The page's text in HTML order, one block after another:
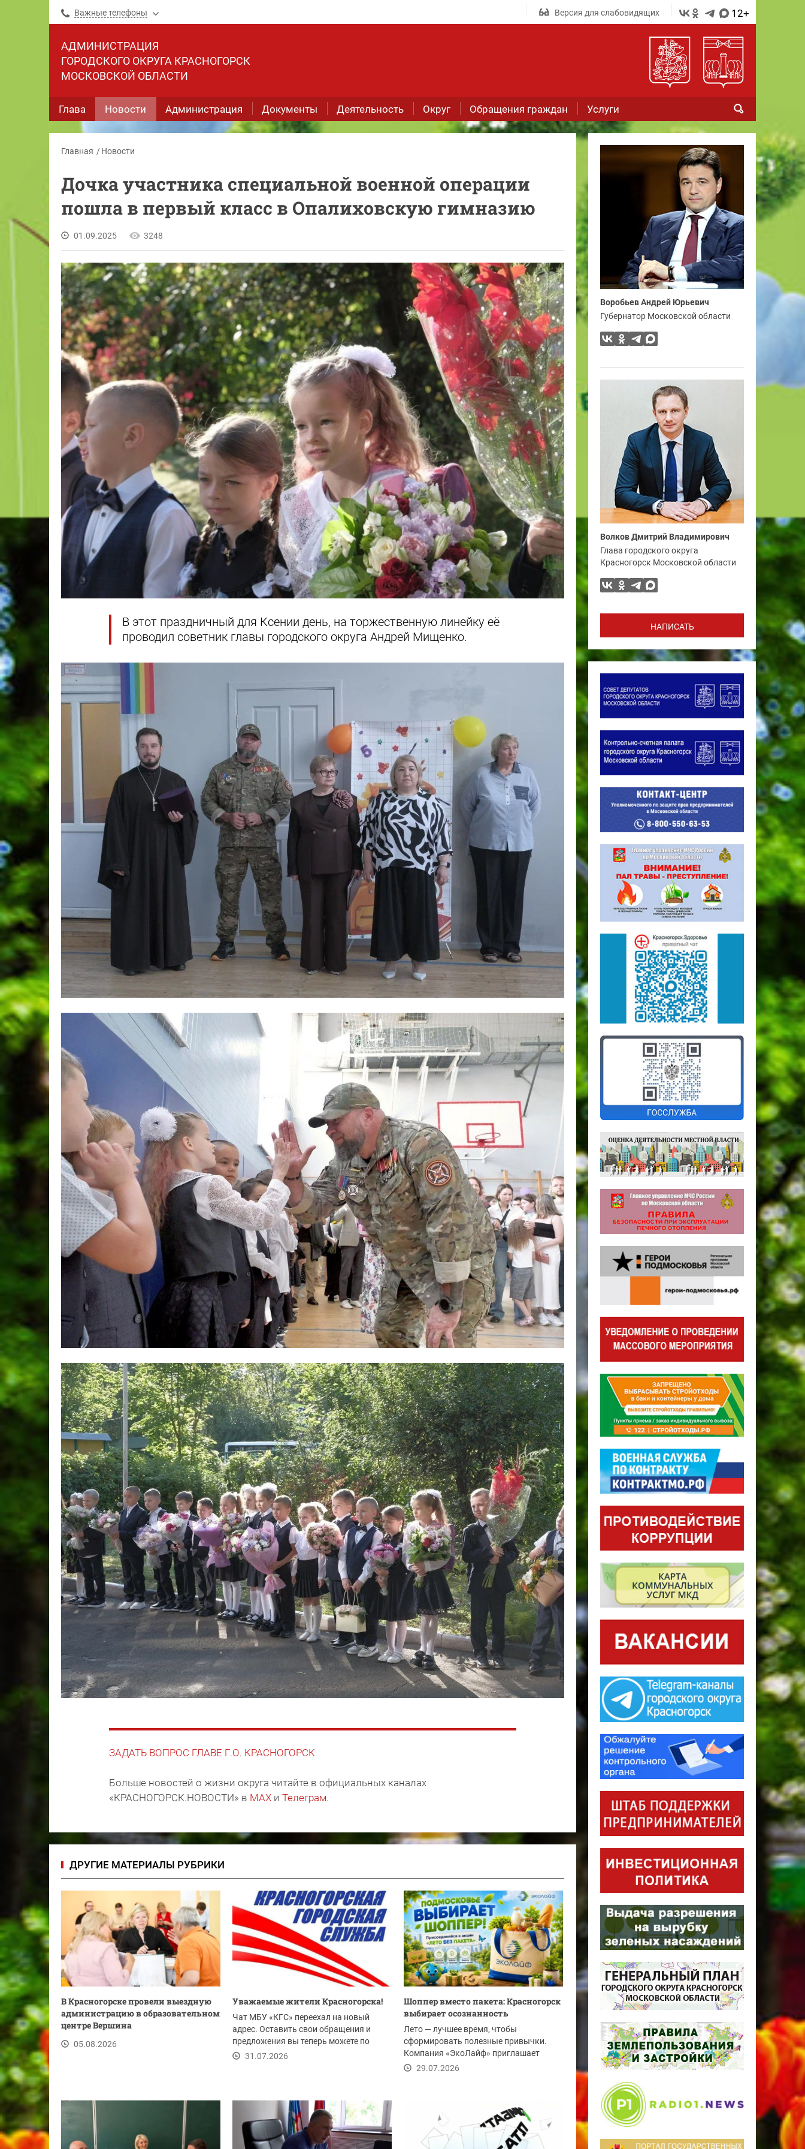
Важные телефоны Версия для слабовидящих 12+
АДМИНИСТРАЦИЯ
ГОРОДСКОГО ОКРУГА КРАСНОГОРСК
МОСКОВСКОЙ ОБЛАСТИ
Глава Новости Администрация Документы Деятельность Округ Обращения граждан Услуги
Главная Новости
Дочка участника специальной военной операции
пошла в первый класс в Опалиховскую гимназию
01.09.2025 3248
В этот праздничный для Ксении день, на торжественную линейку её
проводил советник главы городского округа Андрей Мищенко.
ЗАДАТЬ ВОПРОС ГЛАВЕ Г.О. КРАСНОГОРСК
Больше новостей о жизни округа читайте в официальных каналах
«КРАСНОГОРСК.НОВОСТИ» в MAX и Телеграм.
ДРУГИЕ МАТЕРИАЛЫ РУБРИКИ
В Красногорске провели выездную
администрацию в образовательном
центре Вершина
05.08.2026
Уважаемые жители Красногорска!
Чат МБУ «КГС» переехал на новый
адрес. Оставить свои обращения и
предложения вы теперь можете по
ссылке.
31.07.2026
Шоппер вместо пакета: Красногорск
выбирает осознанность
Лето — лучшее время, чтобы
сформировать полезные привычки.
Компания «ЭкоЛайф» приглашает
жителей Красногорска и всего...
29.07.2026
Воробьев Андрей Юрьевич
Губернатор Московской области
Волков Дмитрий Владимирович
Глава городского округа
Красногорск Московской области
НАПИСАТЬ